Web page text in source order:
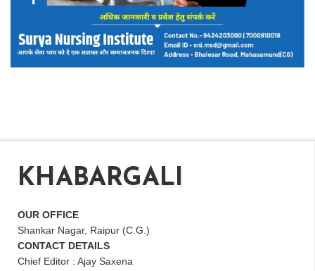
KHABARGALI
OUR OFFICE
Shankar Nagar, Raipur (C.G.)
CONTACT DETAILS
Chief Editor : Ajay Saxena